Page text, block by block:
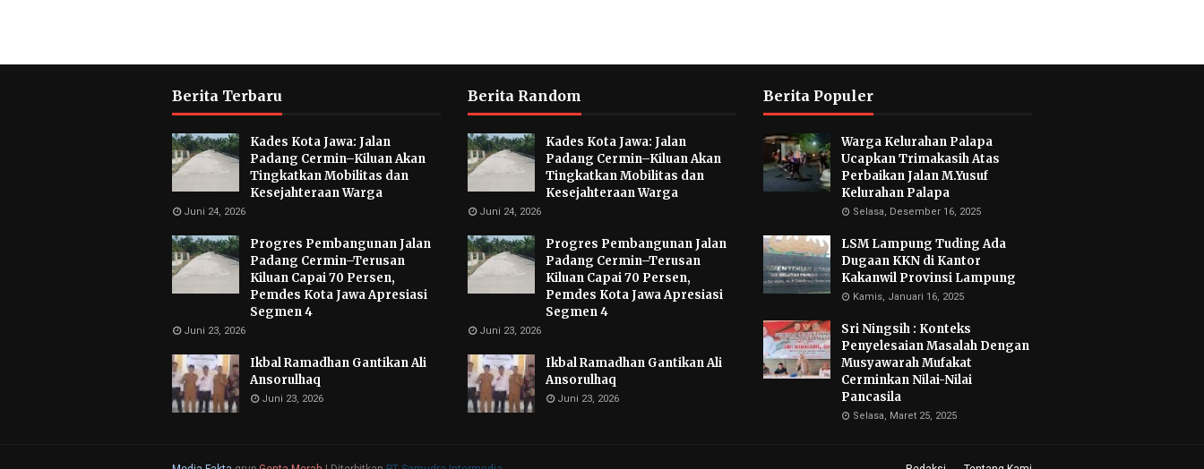
Berita Terbaru
Kades Kota Jawa: Jalan
Padang Cermin–Kiluan Akan
Tingkatkan Mobilitas dan
Kesejahteraan Warga
Juni 24, 2026
Progres Pembangunan Jalan
Padang Cermin–Terusan
Kiluan Capai 70 Persen,
Pemdes Kota Jawa Apresiasi
Segmen 4
Juni 23, 2026
Ikbal Ramadhan Gantikan Ali
Ansorulhaq
Juni 23, 2026
Berita Random
Kades Kota Jawa: Jalan
Padang Cermin–Kiluan Akan
Tingkatkan Mobilitas dan
Kesejahteraan Warga
Juni 24, 2026
Progres Pembangunan Jalan
Padang Cermin–Terusan
Kiluan Capai 70 Persen,
Pemdes Kota Jawa Apresiasi
Segmen 4
Juni 23, 2026
Ikbal Ramadhan Gantikan Ali
Ansorulhaq
Juni 23, 2026
Berita Populer
Warga Kelurahan Palapa
Ucapkan Trimakasih Atas
Perbaikan Jalan M.Yusuf
Kelurahan Palapa
Selasa, Desember 16, 2025
LSM Lampung Tuding Ada
Dugaan KKN di Kantor
Kakanwil Provinsi Lampung
Kamis, Januari 16, 2025
Sri Ningsih : Konteks
Penyelesaian Masalah Dengan
Musyawarah Mufakat
Cerminkan Nilai-Nilai
Pancasila
Selasa, Maret 25, 2025